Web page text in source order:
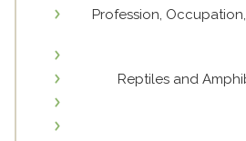
מקצוע, עיסוק, עבודה - Profession, Occupation,